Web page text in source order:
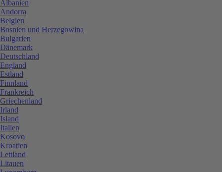
Albanien
Andorra
Belgien
Bosnien und Herzegowina
Bulgarien
Dänemark
Deutschland
England
Estland
Finnland
Frankreich
Griechenland
Irland
Island
Italien
Kosovo
Kroatien
Lettland
Litauen